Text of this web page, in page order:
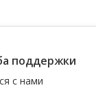
поддержки
с нами